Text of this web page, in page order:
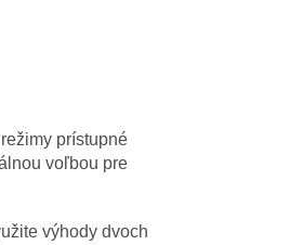
prístupné
voľbou pre
výhody dvoch